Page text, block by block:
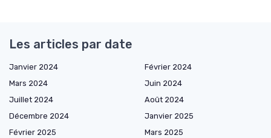
Les articles par date
Janvier 2024
Février 2024
Mars 2024
Juin 2024
Juillet 2024
Août 2024
Décembre 2024
Janvier 2025
Février 2025
Mars 2025